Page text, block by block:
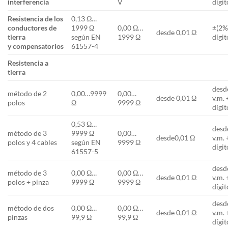
interferencia V
Resistencia de los
conductores de
tierra
y compensatorios
0,13 Ω…
1999 Ω
según EN
61557-4
0,00 Ω…
1999 Ω
desde 0,01 Ω
Resistencia a
tierra
método de 2
polos
0,00…9999
Ω
0,00…
9999 Ω
desde 0,01 Ω
v.m.
método de 3
polos y 4 cables
0,53 Ω…
9999 Ω
según EN
61557-5
0,00…
9999 Ω
desde0,01 Ω
v.m.
método de 3
polos + pinza
0,00 Ω…
9999 Ω
0,00 Ω…
9999 Ω
desde 0,01 Ω
v.m.
método de dos
pinzas
0,00 Ω…
99,9 Ω
0,00 Ω…
99,9 Ω
desde 0,01 Ω
v.m.